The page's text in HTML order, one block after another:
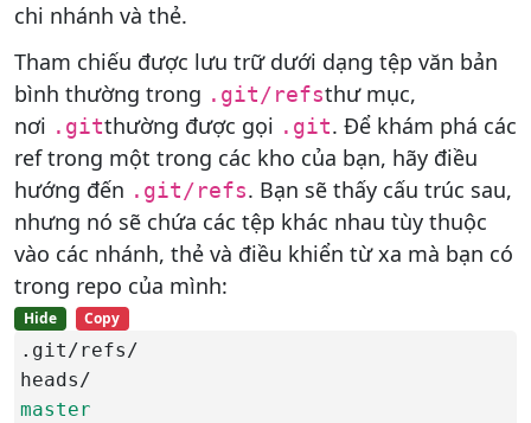
chi nhánh và thẻ.
Tham chiếu được lưu trữ dưới dạng tệp văn bản
bình thường trong .git/refsthư mục,
nơi .gitthường được gọi .git. Để khám phá các
ref trong một trong các kho của bạn, hãy điều
hướng đến .git/refs. Bạn sẽ thấy cấu trúc sau,
nhưng nó sẽ chứa các tệp khác nhau tùy thuộc
vào các nhánh, thẻ và điều khiển từ xa mà bạn có
trong repo của mình:
Hide Copy
.git/refs/
master